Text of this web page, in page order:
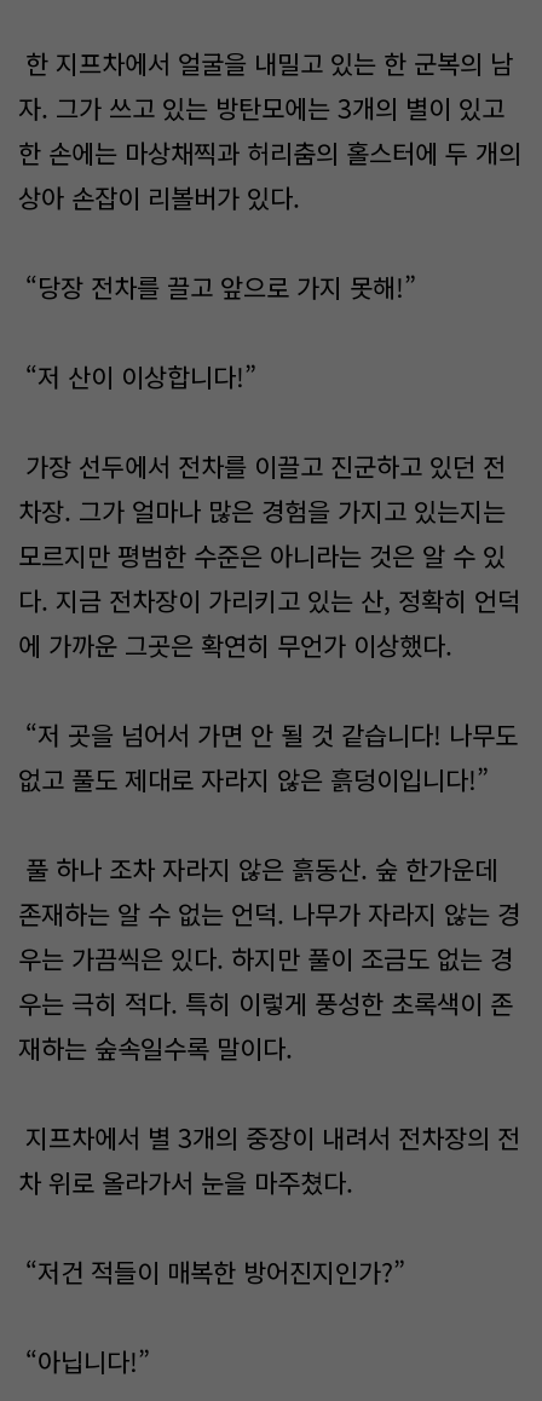
한 지프차에서 얼굴을 내밀고 있는 한 군복의 남
자. 그가 쓰고 있는 방탄모에는 3개의 별이 있고
한 손에는 마상채찍과 허리춤의 홀스터에 두 개의
상아 손잡이 리볼버가 있다.
“당장 전차를 끌고 앞으로 가지 못해!”
“저 산이 이상합니다!”
가장 선두에서 전차를 이끌고 진군하고 있던 전
차장. 그가 얼마나 많은 경험을 가지고 있는지는
모르지만 평범한 수준은 아니라는 것은 알 수 있
다. 지금 전차장이 가리키고 있는 산, 정확히 언덕
에 가까운 그곳은 확연히 무언가 이상했다.
“저 곳을 넘어서 가면 안 될 것 같습니다! 나무도
없고 풀도 제대로 자라지 않은 흙덩이입니다!”
풀 하나 조차 자라지 않은 흙동산. 숲 한가운데
존재하는 알 수 없는 언덕. 나무가 자라지 않는 경
우는 가끔씩은 있다. 하지만 풀이 조금도 없는 경
우는 극히 적다. 특히 이렇게 풍성한 초록색이 존
재하는 숲속일수록 말이다.
지프차에서 별 3개의 중장이 내려서 전차장의 전
차 위로 올라가서 눈을 마주쳤다.
“저건 적들이 매복한 방어진지인가?”
“아닙니다!”